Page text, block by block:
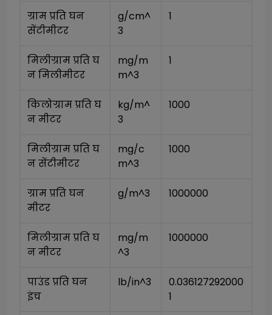
ग्राम प्रति घन
सेंटीमीटर
g/cm^
3
1
मिलीग्राम प्रति घ
न मिलीमीटर
mg/m
m^3
1
किलोग्राम प्रति घ
न मीटर
kg/m^
3
1000
मिलीग्राम प्रति घ
न सेंटीमीटर
mg/c
m^3
1000
ग्राम प्रति घन
मीटर
g/m^3 1000000
मिलीग्राम प्रति घ
न मीटर
mg/m
^3
1000000
पाउंड प्रति घन
इंच
lb/in^3
0.036127292000
1